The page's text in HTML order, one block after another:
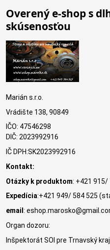
Overený e-shop s
skúsenosťou
Marián s.r.o.
Vrádište 138, 90849
IČO: 47546298
DIČ: 2023992916
IČ DPH:SK2023992916
Kontakt:
Otázky k produktom: +421 915/
Expedícia:+421 949/ 584 525
email :
Organ dozoru:
Inšpektorát SOI pre Trnavský kraj